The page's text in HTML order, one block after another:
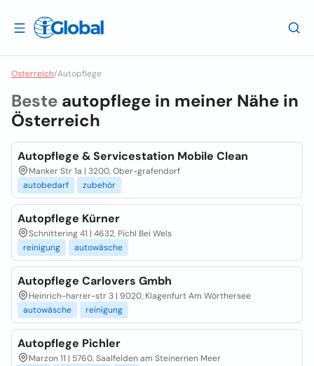
Osterreich/Autopflege
Beste autopflege in meiner Nähe in
Österreich
Autopflege & Servicestation Mobile Clean
Manker Str 1a | 3200, Ober-grafendorf
autobedarf
zubehör
Autopflege Kürner
Schnittering 41 | 4632, Pichl Bei Wels
reinigung
autowäsche
Autopflege Carlovers Gmbh
Heinrich-harrer-str 3 | 9020, Klagenfurt Am Wörthersee
autowäsche
reinigung
Autopflege Pichler
Marzon 11 | 5760, Saalfelden am Steinernen Meer